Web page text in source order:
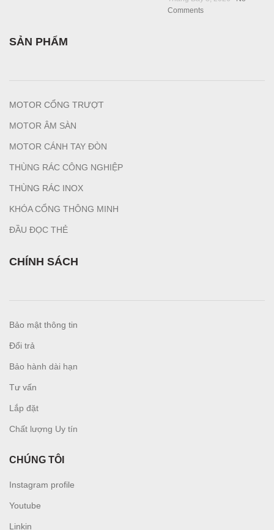
Comments
SẢN PHẨM
MOTOR CỔNG TRƯỢT
MOTOR ÂM SÀN
MOTOR CÁNH TAY ĐÒN
THÙNG RÁC CÔNG NGHIỆP
THÙNG RÁC INOX
KHÓA CỔNG THÔNG MINH
ĐẦU ĐỌC THẺ
CHÍNH SÁCH
Bảo mật thông tin
Đổi trả
Bảo hành dài hạn
Tư vấn
L ắp đặt
Chất lượng Uy tín
CHÚNG TÔI
Instagram profile
Youtube
Linkin